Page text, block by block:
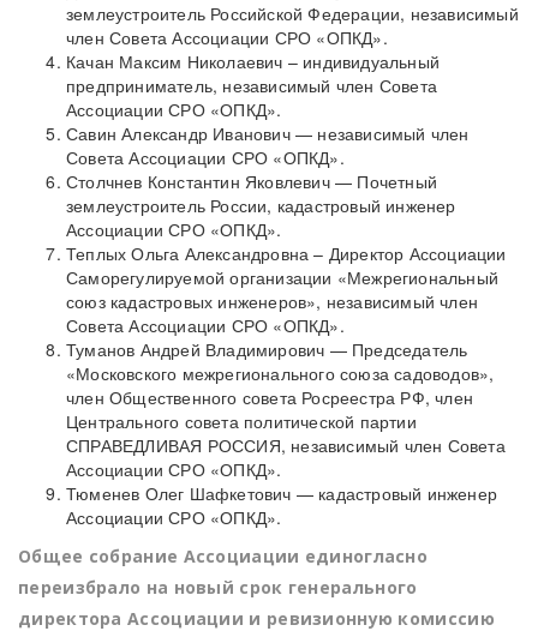
землеустроитель Российской Федерации, независимый
член Совета Ассоциации СРО «ОПКД».
Качан Максим Николаевич – индивидуальный
предприниматель, независимый член Совета
Ассоциации СРО «ОПКД».
Савин Александр Иванович — независимый член
Совета Ассоциации СРО «ОПКД».
Столчнев Константин Яковлевич — Почетный
землеустроитель России, кадастровый инженер
Ассоциации СРО «ОПКД».
Теплых Ольга Александровна – Директор Ассоциации
Саморегулируемой организации «Межрегиональный
союз кадастровых инженеров», независимый член
Совета Ассоциации СРО «ОПКД».
Туманов Андрей Владимирович — Председатель
«Московского межрегионального союза садоводов»,
член Общественного совета Росреестра РФ, член
Центрального совета политической партии
СПРАВЕДЛИВАЯ РОССИЯ, независимый член Совета
Ассоциации СРО «ОПКД».
Тюменев Олег Шафкетович — кадастровый инженер
Ассоциации СРО «ОПКД».
Общее собрание Ассоциации единогласно
переизбрало на новый срок генерального
директора Ассоциации и ревизионную комиссию